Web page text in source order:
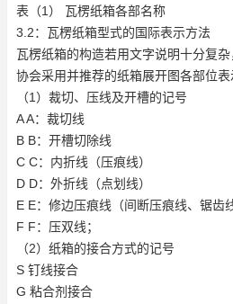
表（1） 瓦楞纸箱各部名称
3.2：瓦楞纸箱型式的国际表示方法
瓦楞纸箱的构造若用文字说明十分复
协会采用并推荐的纸箱展开图各部位表
（1）裁切、压线及开槽的记号
A A：裁切线
B B：开槽切除线
C C：内折线（压痕线）
D D：外折线（点划线）
E E：修边压痕线（间断压痕线、锯齿
F F：压双线；
（2）纸箱的接合方式的记号
S 钉线接合
G 粘合剂接合